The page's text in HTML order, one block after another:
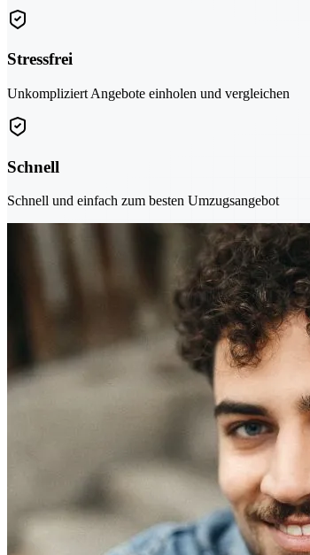
Stressfrei
Unkompliziert Angebote einholen und vergleichen
Schnell
Schnell und einfach zum besten Umzugsangebot